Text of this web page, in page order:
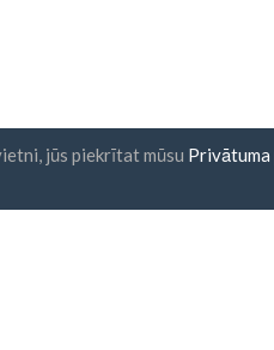
jūs piekrītat mūsu